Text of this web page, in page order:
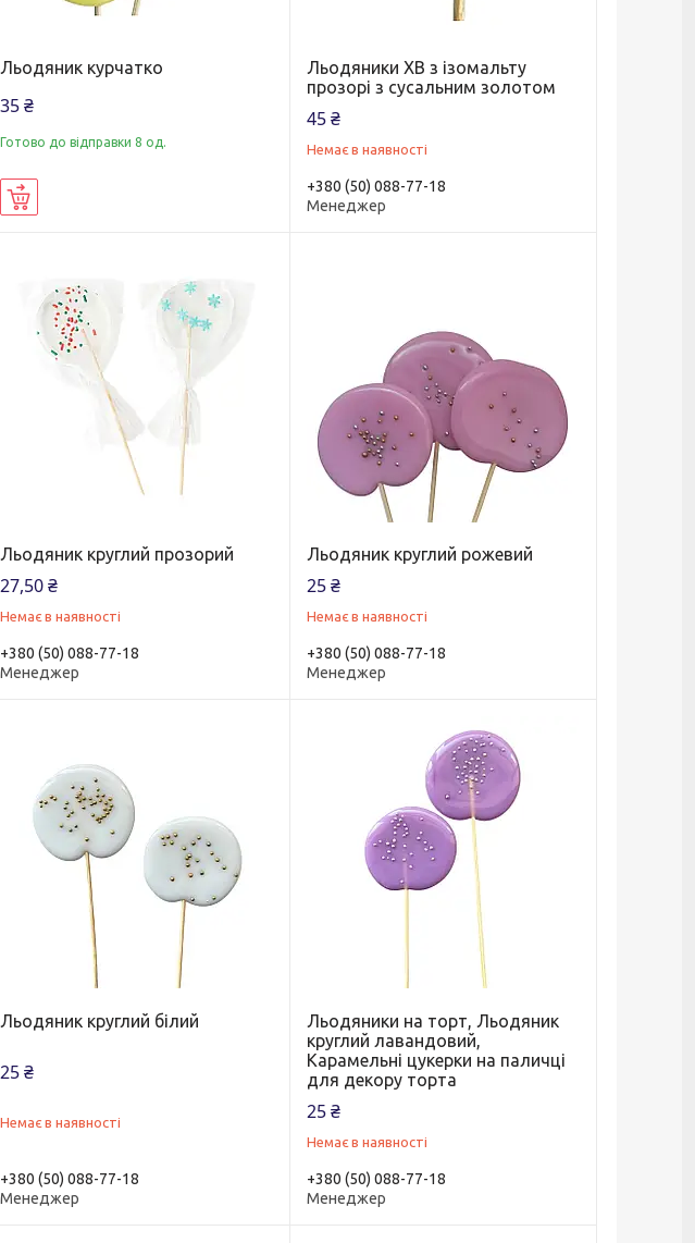
Льодяник курчатко
35 ₴
Готово до відправки 8 од.
Льодяники ХВ з ізомальту
прозорі з сусальним золотом
45 ₴
Немає в наявності
+380 (50) 088-77-18
Менеджер
Льодяник круглий прозорий
27,50 ₴
Немає в наявності
+380 (50) 088-77-18
Менеджер
Льодяник круглий рожевий
25 ₴
Немає в наявності
+380 (50) 088-77-18
Менеджер
Льодяник круглий білий
25 ₴
Немає в наявності
+380 (50) 088-77-18
Менеджер
Льодяники на торт, Льодяник
круглий лавандовий,
Карамельні цукерки на паличці
для декору торта
25 ₴
Немає в наявності
+380 (50) 088-77-18
Менеджер